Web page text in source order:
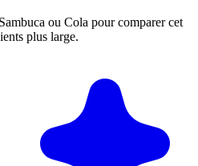
ou Cola pour comparer cet
plus large.